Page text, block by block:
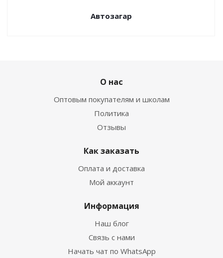
Автозагар
О нас
Оптовым покупателям и школам
Политика
Отзывы
Как заказать
Оплата и доставка
Мой аккаунт
Информация
Наш блог
Связь с нами
Начать чат по WhatsApp